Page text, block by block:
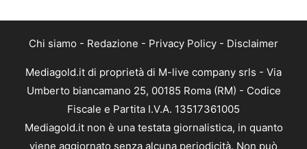
Chi siamo - Redazione - Privacy Policy - Disclaimer
Mediagold.it di proprietà di M-live company srls - Via
Umberto biancamano 25, 00185 Roma (RM) - Codice
Fiscale e Partita I.V.A. 13517361005
Mediagold.it non è una testata giornalistica, in quanto
viene aggiornato senza alcuna periodicità. Non può